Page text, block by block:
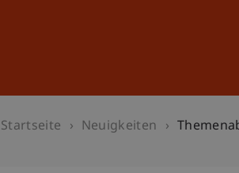
Startseite Neuigkeiten